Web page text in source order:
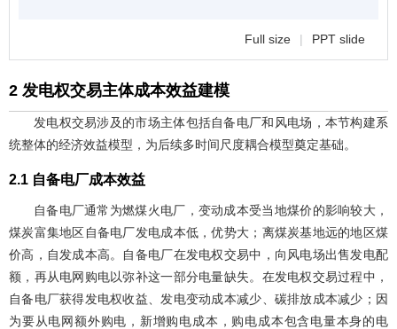
Full size | PPT slide
2 发电权交易主体成本效益建模
发电权交易涉及的市场主体包括自备电厂和风电场，本节构建系
统整体的经济效益模型，为后续多时间尺度耦合模型奠定基础。
2.1 自备电厂成本效益
自备电厂通常为燃煤火电厂，变动成本受当地煤价的影响较大，
煤炭富集地区自备电厂发电成本低，优势大；离煤炭基地远的地区煤
价高，自发成本高。自备电厂在发电权交易中，向风电场出售发电配
额，再从电网购电以弥补这一部分电量缺失。在发电权交易过程中，
自备电厂获得发电权收益、发电变动成本减少、碳排放成本减少；因
为要从电网额外购电，新增购电成本，购电成本包含电量本身的电